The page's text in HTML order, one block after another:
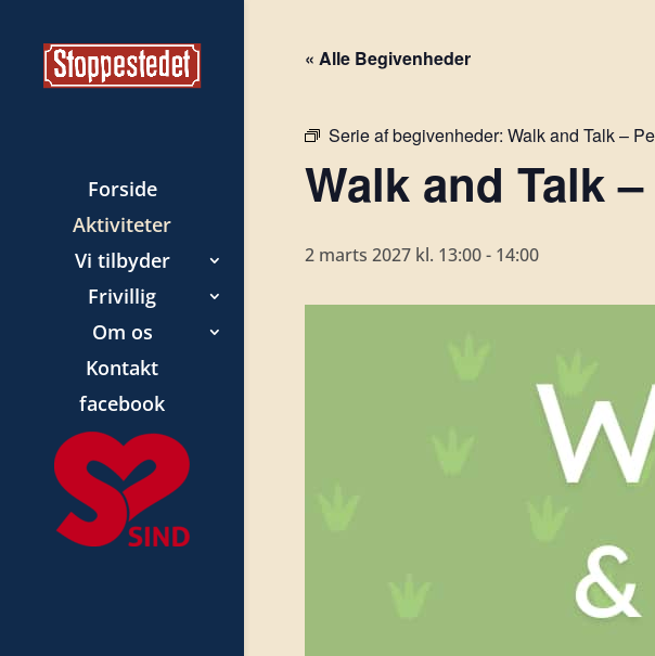
Forside
Aktiviteter
Vi tilbyder
Frivillig
Om os
Kontakt
facebook
« Alle Begivenheder
Serie af begivenheder: Walk and Talk –
Walk and Talk
2 marts 2027 kl. 13:00- 14:00